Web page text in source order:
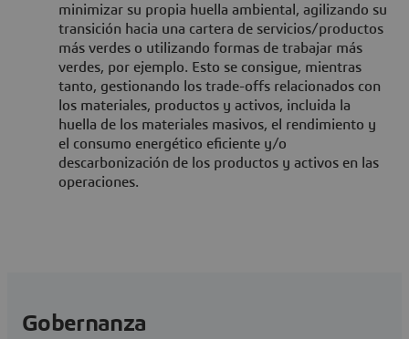
minimizar su propia huella ambiental, agilizando su
transición hacia una cartera de servicios/productos
más verdes o utilizando formas de trabajar más
verdes, por ejemplo. Esto se consigue, mientras
tanto, gestionando los trade-offs relacionados con
los materiales, productos y activos, incluida la
huella de los materiales masivos, el rendimiento y
el consumo energético eficiente y/o
descarbonización de los productos y activos en las
operaciones.
Gobernanza